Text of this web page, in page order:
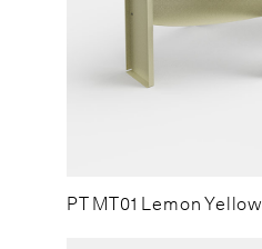
PT MT01 Lemon Yellow